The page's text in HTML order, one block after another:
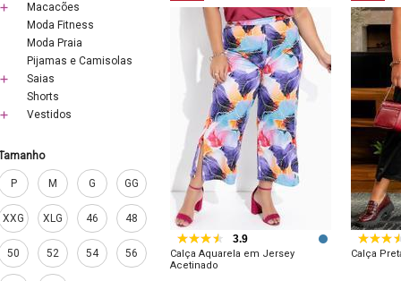
Macacões
Moda Fitness
Moda Praia
Pijamas e Camisolas
Saias
Shorts
Vestidos
P M G GG
XXG XLG 46 48
50 52 54 56
3.9
Calça Aquarela em Jersey
Acetinado
Calça